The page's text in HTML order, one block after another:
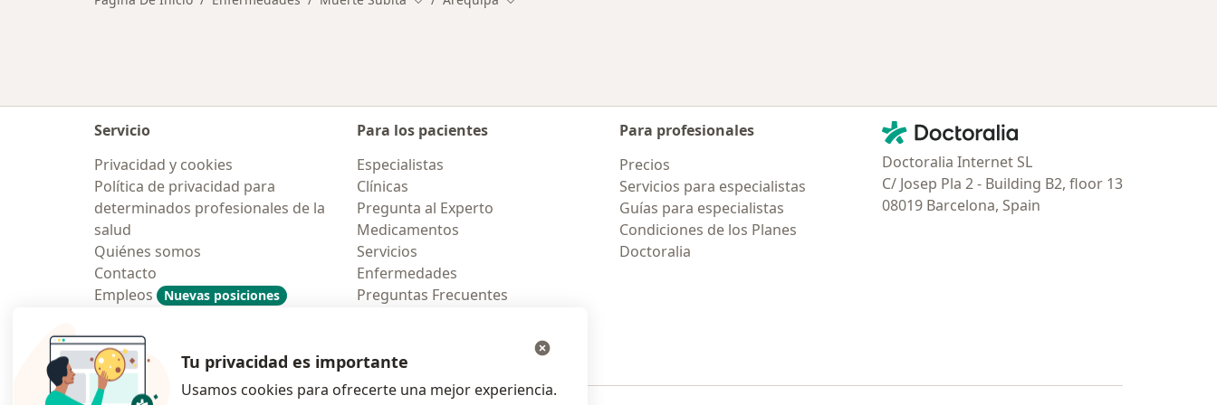
Servicio
Privacidad y cookies
Política de privacidad para
determinados profesionales de la
salud
Quiénes somos
Contacto
Empleos
Nuevas posiciones
Contratación
Para los pacientes
Especialistas
Clínicas
Pregunta al Experto
Medicamentos
Servicios
Enfermedades
Preguntas Frecuentes
Para profesionales
Precios
Servicios para especialistas
Guías para especialistas
Condiciones de los Planes
Doctoralia
Contacto
Doctoralia - Página de inicio
Doctoralia Internet SL
C/ Josep Pla 2 - Building B2, floor 13
08019 Barcelona, Spain
Tu privacidad es importante
Usamos cookies para ofrecerte una mejor experiencia.